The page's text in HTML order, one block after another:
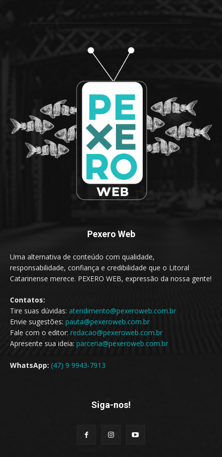
Pexero Web
Uma alternativa de conteúdo com qualidade,
responsabilidade, confiança e credibilidade que o Litoral
Catarinense merece. PEXERO WEB, expressão da nossa gente!
Contatos:
Tire suas dúvidas: atendimento@pexeroweb.com.br
Envie sugestões: pauta@pexeroweb.com.br
Fale com o editor: redacao@pexeroweb.com.br
Apresente sua ideia: parceria@pexeroweb.com.br
WhatsApp: (47) 9 9943-7913
Siga-nos!